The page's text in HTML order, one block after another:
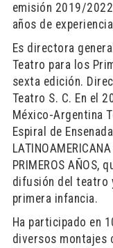
emisión 2019/
años de
Es directora
Teatro para los
sexta edición.
Teatro S. C. En el
México-Argentina
Espiral de
PRIMEROS
difusión del teatro
primera infancia.
Ha participado en
diversos montajes